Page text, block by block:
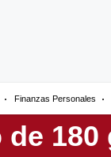
Finanzas Personales